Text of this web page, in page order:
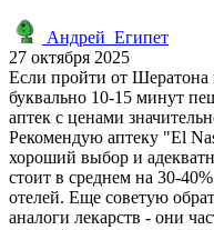
Андрей_Египет
27 октября 2025
Если пройти от Шератона
буквально 10-15 минут
аптек с ценами
Рекомендую аптеку "El
хороший выбор и
стоит в среднем на 30-
отелей. Еще советую
аналоги лекарств - они